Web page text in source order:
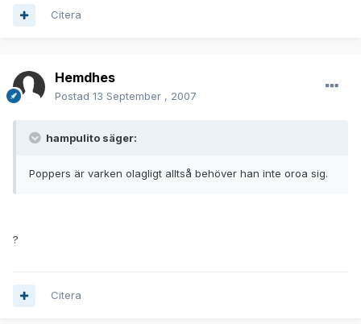
Citera
Hemdhes
Postad 13 September , 2007
hampulito säger:
Poppers är varken olagligt alltså behöver han inte oroa sig.
?
Citera